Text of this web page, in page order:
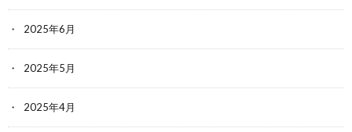
2025年6月
2025年5月
2025年4月